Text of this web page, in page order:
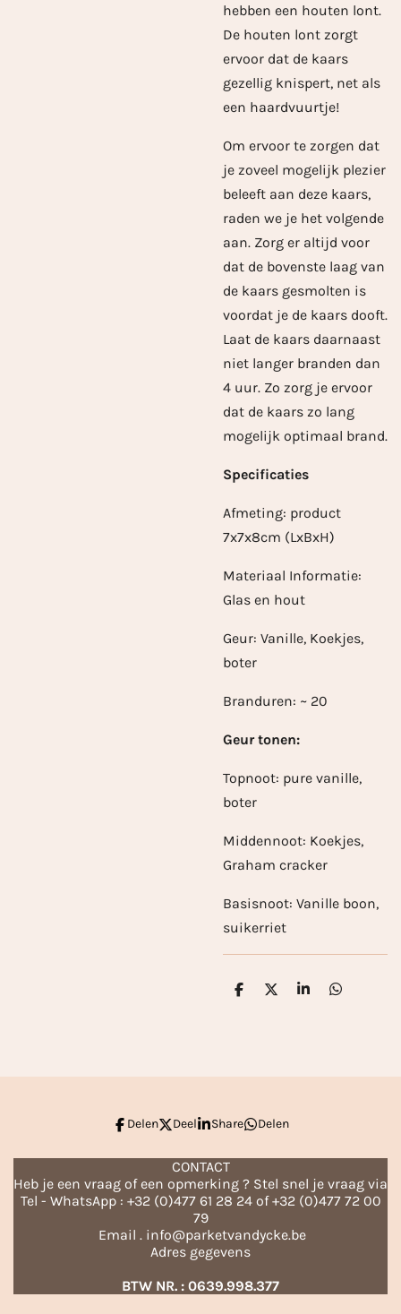
hebben een houten lont.
De houten lont zorgt
ervoor dat de kaars
gezellig knispert, net als
een haardvuurtje!
Om ervoor te zorgen dat
je zoveel mogelijk plezier
beleeft aan deze kaars,
raden we je het volgende
aan. Zorg er altijd voor
dat de bovenste laag van
de kaars gesmolten is
voordat je de kaars dooft.
Laat de kaars daarnaast
niet langer branden dan
4 uur. Zo zorg je ervoor
dat de kaars zo lang
mogelijk optimaal brand.
Specificaties
Afmeting: product
7x7x8cm (LxBxH)
Materiaal Informatie:
Glas en hout
Geur: Vanille, Koekjes,
boter
Branduren: ~ 20
Geur tonen:
Topnoot: pure vanille,
boter
Middennoot: Koekjes,
Graham cracker
Basisnoot: Vanille boon,
suikerriet
D
D
S
D
Delen Deel Share Delen
CONTACT
Heb je een vraag of een opmerking ? Stel snel je vraag via
Tel - WhatsApp : +32 (0)477 61 28 24 of +32 (0)477 72 00
79
Email . info@parketvandycke.be
Adres gegevens
BTW NR. : 0639.998.377